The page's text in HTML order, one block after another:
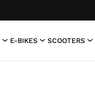
E-BIKES SCOOTERS